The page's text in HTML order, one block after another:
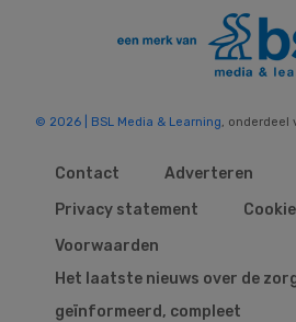
© 2026 | BSL Media & Learning, onderdeel
Contact
Adverteren
Privacy statement
Voorwaarden
Het laatste nieuws over de
geïnformeerd, compleet